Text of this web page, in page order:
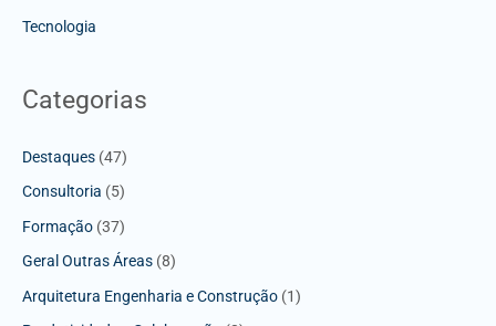
Tecnologia
Categorias
Destaques (47)
Consultoria (5)
Formação (37)
Geral Outras Áreas (8)
Arquitetura Engenharia e Construção (1)